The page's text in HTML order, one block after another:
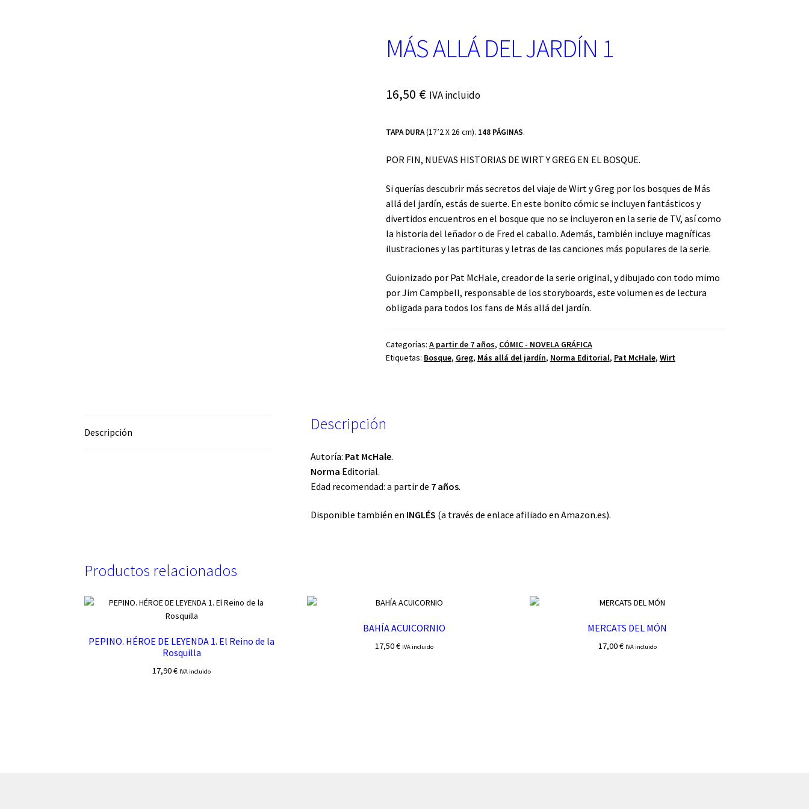
MÁS ALLÁ DEL JARDÍN 1
16,50 € IVA incluido
TAPA DURA(17’2 X 26 cm). 148 PÁGINAS.
POR FIN, NUEVAS HISTORIAS DE WIRT Y GREG EN EL BOSQUE.
Si querías descubrir más secretos del viaje de Wirt y Greg por los bosques de Más
allá del jardín, estás de suerte. En este bonito cómic se incluyen fantásticos y
divertidos encuentros en el bosque que no se incluyeron en la serie de TV, así como
la historia del leñador o de Fred el caballo. Además, también incluye magníficas
ilustraciones y las partituras y letras de las canciones más populares de la serie.
Guionizado por Pat McHale, creador de la serie original, y dibujado con todo mimo
por Jim Campbell, responsable de los storyboards, este volumen es de lectura
obligada para todos los fans de Más allá del jardín.
Categorías: A partir de 7 años, CÓMIC - NOVELA GRÁFICA
Etiquetas: Bosque, Greg, Más allá del jardín, Norma Editorial, Pat McHale, Wirt
Descripción Descripción
Autoría: Pat McHale.
Norma Editorial.
Edad recomendad: a partir de 7 años.
Disponible también en INGLÉS (a través de enlace afiliado en Amazon.es).
Productos relacionados
PEPINO. HÉROE DE LEYENDA 1. El Reino de la
Rosquilla
17,90€ IVA incluido
BAHÍA ACUICORNIO
17,50€ IVA incluido
MERCATS DEL MÓN
17,00€ IVA incluido